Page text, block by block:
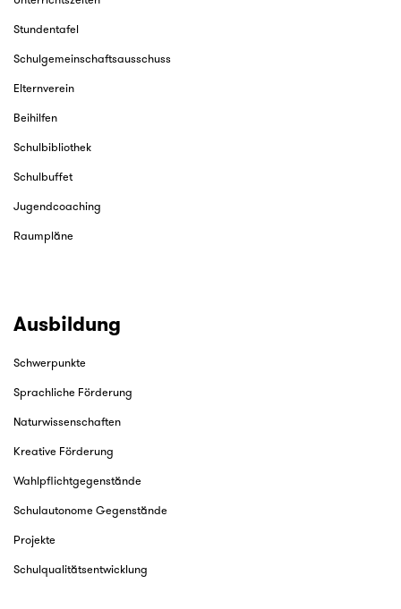
Stundentafel
Schulgemeinschaftsausschuss
Elternverein
Beihilfen
Schulbibliothek
Schulbuffet
Jugendcoaching
Raumpläne
Ausbildung
Schwerpunkte
Sprachliche Förderung
Naturwissenschaften
Kreative Förderung
Wahlpflichtgegenstände
Schulautonome Gegenstände
Projekte
Schulqualitätsentwicklung